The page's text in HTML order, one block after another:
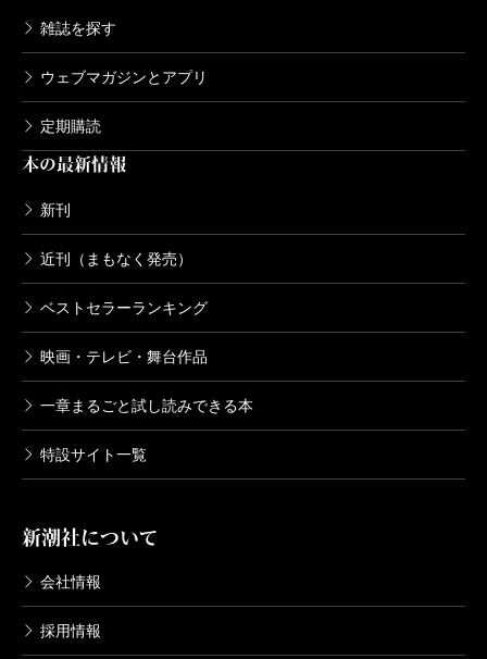
雑誌を探す
ウェブマガジンとアプリ
定期購読
本の最新情報
新刊
近刊（まもなく発売）
ベストセラーランキング
映画・テレビ・舞台作品
一章まるごと試し読みできる本
特設サイト一覧
新潮社について
会社情報
採用情報